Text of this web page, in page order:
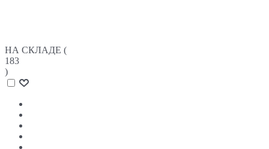
НА СКЛАДЕ (
183
)